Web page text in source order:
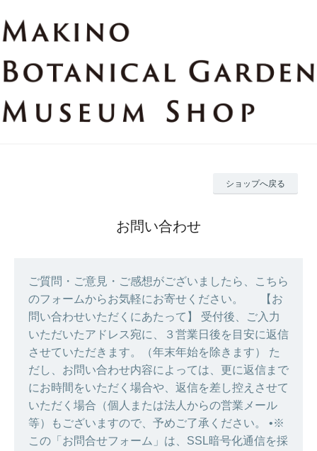
ショップへ戻る
お問い合わせ
ご質問・ご意見・ご感想がございましたら、こちら
のフォームからお気軽にお寄せください。 【お
問い合わせいただくにあたって】 受付後、ご入力
いただいたアドレス宛に、３営業日後を目安に返信
させていただきます。（年末年始を除きます） た
だし、お問い合わせ内容によっては、更に返信まで
にお時間をいただく場合や、返信を差し控えさせて
いただく場合（個人または法人からの営業メール
等）もございますので、予めご了承ください。 •※
この「お問合せフォーム」は、SSL暗号化通信を採